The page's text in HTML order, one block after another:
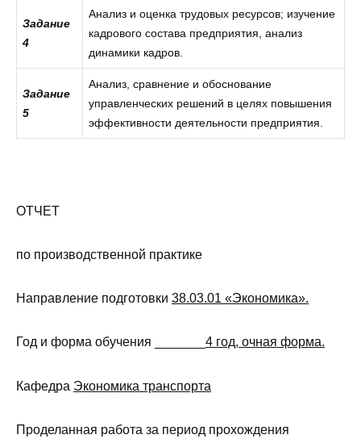
Задание
4
Анализ и оценка трудовых ресурсов; изучение
кадрового состава предприятия, анализ
динамики кадров.
Задание
5
Анализ, сравнение и обоснование
управленческих решений в целях повышения
эффективности деятельности предприятия.
ОТЧЕТ
по производственной практике
Направление подготовки 38.03.01 «Экономика».
Год и форма обучения _______ 4 год, очная форма.
Кафедра Экономика транспорта
Проделанная работа за период прохождения